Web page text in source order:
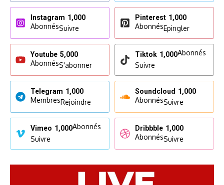
Instagram 1,000
AbonnésSuivre
Pinterest 1,000
AbonnésEpingler
Youtube 5,000
AbonnésS'abonner
Tiktok 1,000Abonnés
Suivre
Telegram 1,000
MembresRejoindre
Soundcloud 1,000
AbonnésSuivre
Vimeo 1,000Abonnés
Suivre
Dribbble 1,000
AbonnésSuivre